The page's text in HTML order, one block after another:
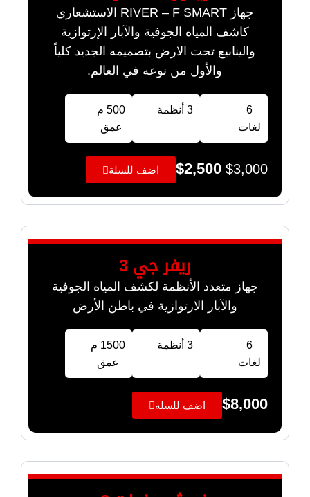
جهاز RIVER – F SMART الاستشعاري
كاشف المياه الجوفية والآبار الإرتوازية
والينابيع تحت الارض بتصميمه الجديد كلياً
والأول من نوعه في العالم.
6
لغات
3 أنظمة
500 م
عمق
$3,000
$2,500 اضف للسلة
ريفر جي 3
جهاز متعدد الأنظمة لكشف المياه الجوفية
والآبار الارتوازية في باطن الأرض
6
لغات
3 أنظمة
1500 م
عمق
$8,000 اضف للسلة